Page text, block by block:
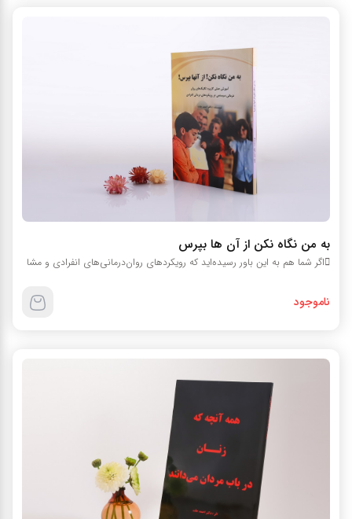
به من نگاه نکن از آن ها بپرس
اگر شما هم به این باور رسیده‌اید که رویکردهای روان‌درمانی‌های انفرادی و مشا
ناموجود